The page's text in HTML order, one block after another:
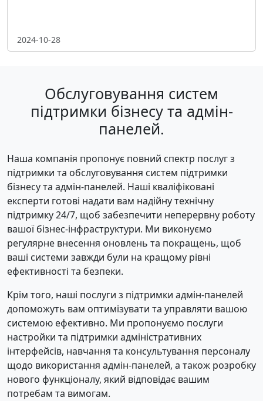
2024-10-28
Обслуговування систем
підтримки бізнесу та адмін-
панелей.
Наша компанія пропонує повний спектр послуг з
підтримки та обслуговування систем підтримки
бізнесу та адмін-панелей. Наші кваліфіковані
експерти готові надати вам надійну технічну
підтримку 24/7, щоб забезпечити неперервну роботу
вашої бізнес-інфраструктури. Ми виконуємо
регулярне внесення оновлень та покращень, щоб
ваші системи завжди були на кращому рівні
ефективності та безпеки.
Крім того, наші послуги з підтримки адмін-панелей
допоможуть вам оптимізувати та управляти вашою
системою ефективно. Ми пропонуємо послуги
настройки та підтримки адміністративних
інтерфейсів, навчання та консультування персоналу
щодо використання адмін-панелей, а також розробку
нового функціоналу, який відповідає вашим
потребам та вимогам.